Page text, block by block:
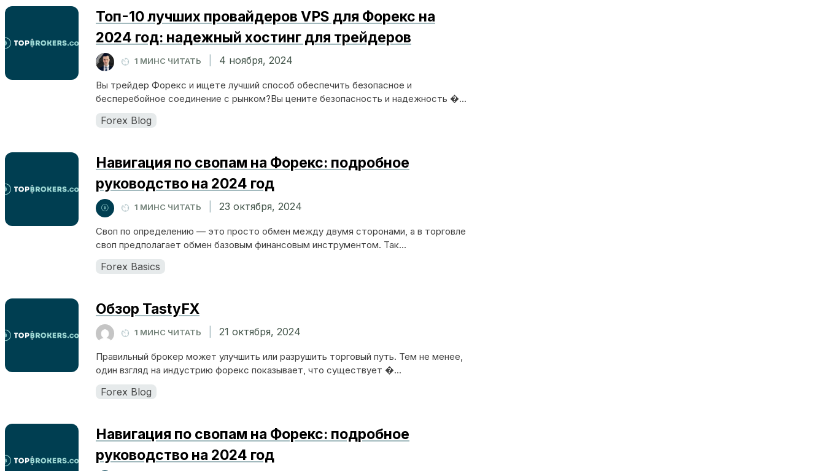
Топ-10 лучших провайдеров VPS для Форекс на
2024 год: надежный хостинг для трейдеров
1 МИНС ЧИТАТЬ 4 ноября, 2024
Вы трейдер Форекс и ищете лучший способ обеспечить безопасное и
бесперебойное соединение с рынком?Вы цените безопасность и надежность �...
Forex Blog
Навигация по свопам на Форекс: подробное
руководство на 2024 год
1 МИНС ЧИТАТЬ 23 октября, 2024
Своп по определению — это просто обмен между двумя сторонами, а в торговле
своп предполагает обмен базовым финансовым инструментом. Так...
Forex Basics
Обзор TastyFX
1 МИНС ЧИТАТЬ 21 октября, 2024
Правильный брокер может улучшить или разрушить торговый путь. Тем не менее,
один взгляд на индустрию форекс показывает, что существует �...
Forex Blog
Навигация по свопам на Форекс: подробное
руководство на 2024 год